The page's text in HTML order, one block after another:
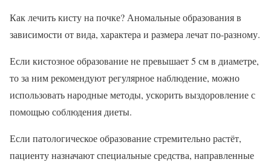
Как лечить кисту на почке? Аномальные образования в
зависимости от вида, характера и размера лечат по-разному.
Если кистозное образование не превышает 5 см в диаметре,
то за ним рекомендуют регулярное наблюдение, можно
использовать народные методы, ускорить выздоровление с
помощью соблюдения диеты.
Если патологическое образование стремительно растёт,
пациенту назначают специальные средства, направленные